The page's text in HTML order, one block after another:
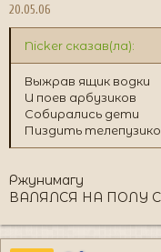
20.05.06
Nicker сказав(ла):
Выжрав ящик водки
И поев арбузиков
Собирались дети
Пиздить телепузиков
Ржунимагу
ВАЛЯЛСЯ НА ПОЛУ